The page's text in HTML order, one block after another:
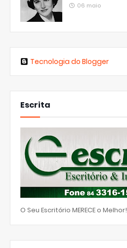
06 maio
Tecnologia do Blogger
Escrita
O Seu Escritório MERECE o Melhor!